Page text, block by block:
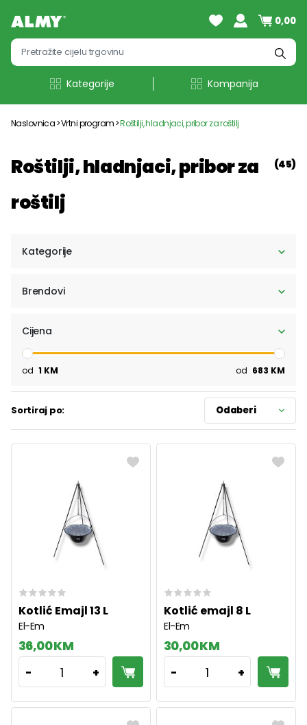
0,00
Kategorije Kompanija
Naslovnica Vrtni program Roštilji, hladnjaci, pribor za roštilj
Roštilji, hladnjaci, pribor za
roštilj
(45)
Kategorije
Brendovi
Cijena
od 1 KM od 683 KM
Sortiraj po: Odaberi
Kotlić Emajl 13 L
El-Em
36,00 KM
- 1 +
Kotlić emajl 8 L
El-Em
30,00 KM
- 1 +